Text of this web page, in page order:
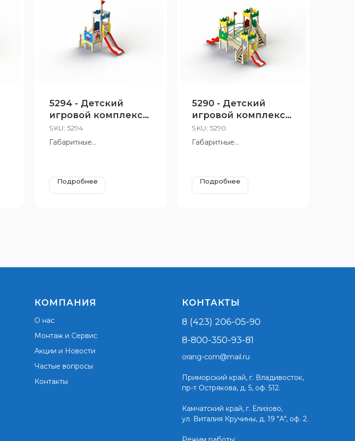
5294 - Детский
игровой комплекс
"Золотая рыбка"
SKU: 5294
Габаритные
Подробнее
5290 - Детский
игровой комплекс
«Крепость»
SKU: 5290
Габаритные
Подробнее
КОМПАНИЯ
О нас
Монтаж и Сервис
Акции и Новости
Частые вопросы
Контакты
КОНТАКТЫ
8 (423) 206-05-90
8-800-350-93-81
orang-com@mail.ru
Приморский край, г. Владивосток,
пр-т Острякова, д. 5, оф. 512.
Камчатский край, г. Елизово,
ул. Виталия Кручины, д. 19 "А", оф. 2.